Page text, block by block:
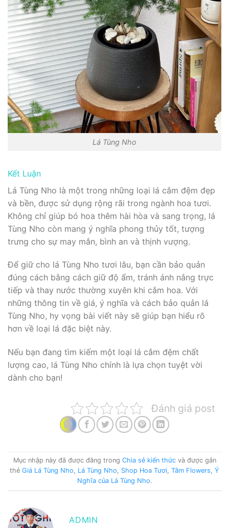
Lá Tùng Nho
Kết Luận
Lá Tùng Nho là một trong những loại lá cắm đệm đẹp
và bền, được sử dụng rộng rãi trong ngành hoa tươi.
Không chỉ giúp bó hoa thêm hài hòa và sang trọng, lá
Tùng Nho còn mang ý nghĩa phong thủy tốt, tượng
trưng cho sự may mắn, bình an và thịnh vượng.
Để giữ cho lá Tùng Nho tươi lâu, bạn cần bảo quản
đúng cách bằng cách giữ độ ẩm, tránh ánh nắng trực
tiếp và thay nước thường xuyên khi cắm hoa. Với
những thông tin về giá, ý nghĩa và cách bảo quản lá
Tùng Nho, hy vọng bài viết này sẽ giúp bạn hiểu rõ
hơn về loại lá đặc biệt này.
Nếu bạn đang tìm kiếm một loại lá cắm đệm chất
lượng cao, lá Tùng Nho chính là lựa chọn tuyệt vời
dành cho bạn!
Đánh giá post
Mục nhập này đã được đăng trong Chia sẻ kiến thứcvà được gắn
thẻ Giá Lá Tùng Nho, Lá Tùng Nho, Shop Hoa Tươi, Tâm Flowers, Ý
Nghĩa của Lá Tùng Nho.
ADMIN